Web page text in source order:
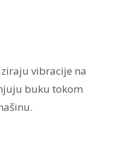
vibracije na
buku tokom